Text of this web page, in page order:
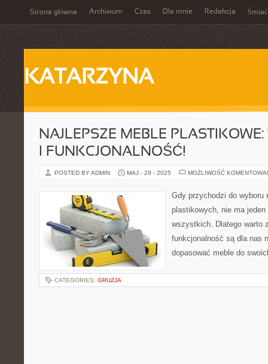
Strona główna Archiwum Czas Dla mnie Redakcja Śmiać
KATARZYNA
NAJLEPSZE MEBLE PLASTIKOWE:
I FUNKCJONALNOŚĆ!
POSTED BY ADMIN MAJ - 29 - 2025 MOŻLIWOŚĆ
Gdy przychodzi do wyboru
plastikowych, nie ma
wszystkich. Dlatego warto
funkcjonalność są dla nas
dopasować meble do
CATEGORIES: GRUZJA